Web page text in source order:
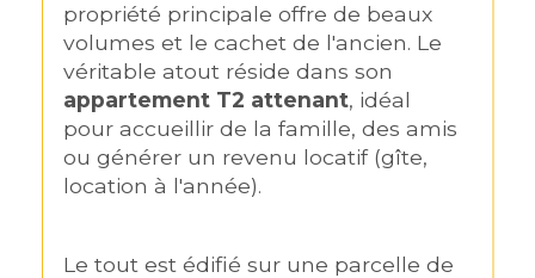
propriété principale offre de beaux
volumes et le cachet de l'ancien. Le
véritable atout réside dans son
appartement T2 attenant, idéal
pour accueillir de la famille, des amis
ou générer un revenu locatif (gîte,
location à l'année).
Le tout est édifié sur une parcelle de